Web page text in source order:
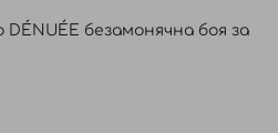
DÉNUÉE безамонячна боя за